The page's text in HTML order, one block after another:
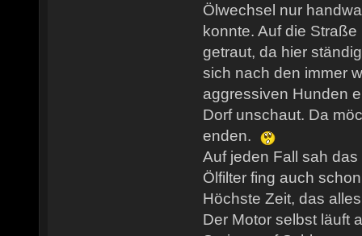
Ölwechsel nur
konnte. Auf die
getraut, da hier
sich nach den immer
aggressiven Hunden
Dorf unschaut. Da
enden.
Auf jeden Fall sah
Ölfilter fing auch
Höchste Zeit, das
Der Motor selbst läuft